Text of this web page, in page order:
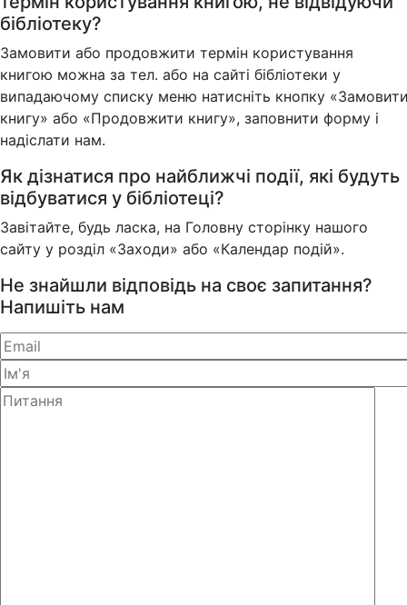
бібліотеку?
Замовити або продовжити термін користування
книгою можна за тел. або на сайті бібліотеки у
випадаючому списку меню натисніть кнопку
книгу» або «Продовжити книгу», заповнити форму і
надіслати нам.
Як дізнатися про найближчі події, які будуть
відбуватися у бібліотеці?
Завітайте, будь ласка, на Головну сторінку нашого
сайту у розділ «Заходи» або «Календар подій».
Не знайшли відповідь на своє запитання?
Напишіть нам